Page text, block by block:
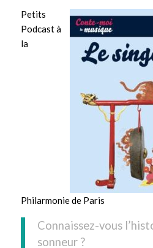
Petits
Podcast à
la
Philarmonie de Paris
Connaissez-vous
sonneur ?